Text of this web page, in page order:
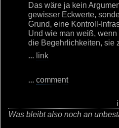
Das wäre ja kein
gewisser Eckwerte,
Grund, eine Kontroll-
Und wie man weiß,
die Begehrlichkeiten, sie
... link
... comment
Was bleibt also noch an